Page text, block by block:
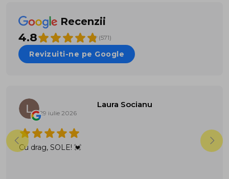
Recenzii
4.8 (571)
Revizuiti-ne pe Google
Laura Socianu
29 iulie 2026
Cu drag, SOLE! 💓